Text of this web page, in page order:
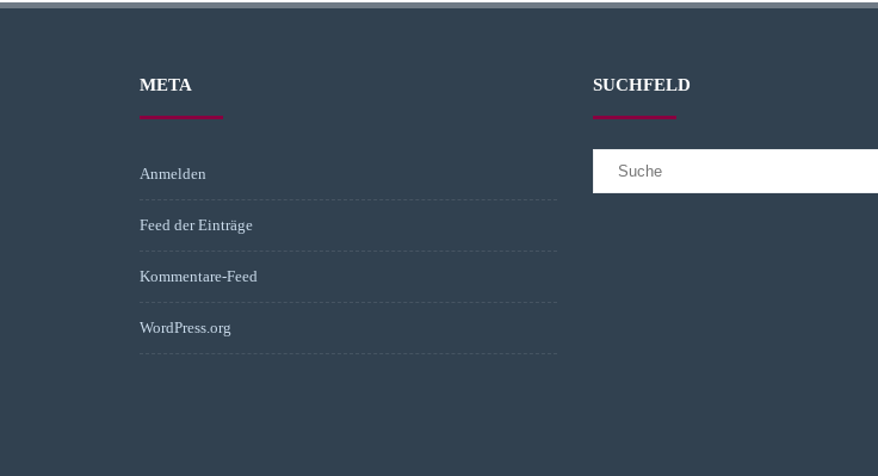
META
Anmelden
Feed der Einträge
Kommentare-Feed
WordPress.org
SUCHFELD
Suchergebnis